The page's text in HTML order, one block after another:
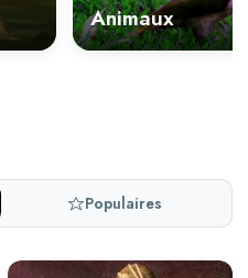
Animaux
Populaires